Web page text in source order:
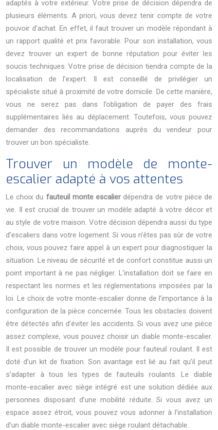
adaptés à votre extérieur. Votre prise de décision dépendra de
plusieurs éléments. A priori, vous devez tenir compte de votre
pouvoir d’achat. En effet, il faut trouver un modèle répondant à
un rapport qualité et prix favorable. Pour son installation, vous
devez trouver un expert de bonne réputation pour éviter les
soucis techniques. Votre prise de décision tiendra compte de la
localisation de l’expert. Il est conseillé de privilégier un
spécialiste situé à proximité de votre domicile. De cette manière,
vous ne serez pas dans l’obligation de payer des frais
supplémentaires liés au déplacement. Toutefois, vous pouvez
demander des recommandations auprès du vendeur pour
trouver un bon spécialiste.
Trouver un modèle de monte-
escalier adapté à vos attentes
Le choix du fauteuil monte escalierdépendra de votre pièce de
vie. Il est crucial de trouver un modèle adapté à votre décor et
au style de votre maison. Votre décision dépendra aussi du type
d’escaliers dans votre logement. Si vous n’êtes pas sûr de votre
choix, vous pouvez faire appel à un expert pour diagnostiquer la
situation. Le niveau de sécurité et de confort constitue aussi un
point important à ne pas négliger. L’installation doit se faire en
respectant les normes et les réglementations imposées par la
loi. Le choix de votre monte-escalier donne de l’importance à la
configuration de la pièce concernée. Tous les obstacles doivent
être détectés afin d’éviter les accidents. Si vous avez une pièce
assez complexe, vous pouvez choisir un diable monte-escalier.
Il est possible de trouver un modèle pour fauteuil roulant. Il est
doté d’un kit de fixation. Son avantage est lié au fait qu’il peut
s’adapter à tous les types de fauteuils roulants. Le diable
monte-escalier avec siège intégré est une solution dédiée aux
personnes disposant d’une mobilité réduite. Si vous avez un
espace assez étroit, vous pouvez vous adonner à l’installation
d’un diable monte-escalier avec siège roulant détachable.